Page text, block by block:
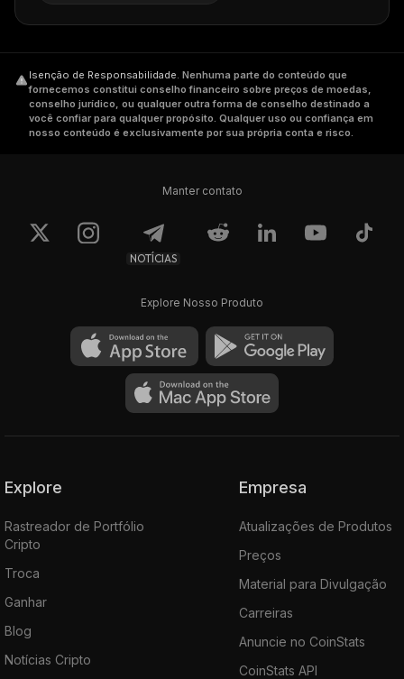
Isenção de Responsabilidade. Nenhuma parte do conteúdo que
fornecemos constitui conselho financeiro sobre preços de moedas,
conselho jurídico, ou qualquer outra forma de conselho destinado a
você confiar para qualquer propósito. Qualquer uso ou confiança em
nosso conteúdo é exclusivamente por sua própria conta e risco.
Manter contato
NOTÍCIAS
Explore Nosso Produto
Explore
Rastreador de Portfólio
Cripto
Troca
Ganhar
Blog
Notícias Cripto
Empresa
Atualizações de Produtos
Preços
Material para Divulgação
Carreiras
Anuncie no CoinStats
CoinStats API